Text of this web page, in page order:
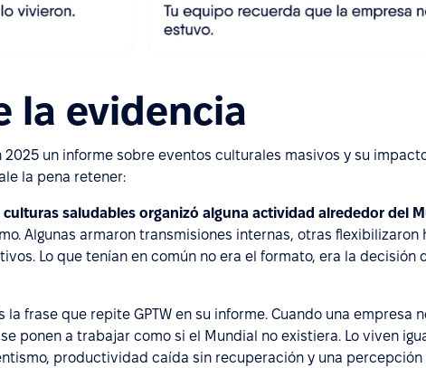
la evidencia
2025 un informe sobre eventos culturales masivos y su
la pena retener:
culturas saludables organizó alguna actividad alrededor del
Algunas armaron transmisiones internas, otras flexibilizaron
Lo que tenían en común no era el formato, era la decisión
la frase que repite GPTW en su informe. Cuando una empresa
ponen a trabajar como si el Mundial no existiera. Lo viven
productividad caída sin recuperación y una percepción